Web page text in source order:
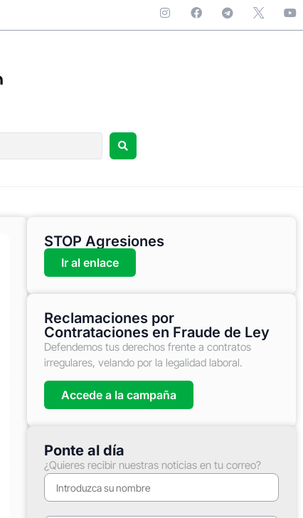
STOP Agresiones
Ir al enlace
Reclamaciones por
Contrataciones en Fraude de Ley
Defendemos tus derechos frente a contratos
irregulares, velando por la legalidad laboral.
Accede a la campaña
Ponte al día
¿Quieres recibir nuestras noticias en tu correo?